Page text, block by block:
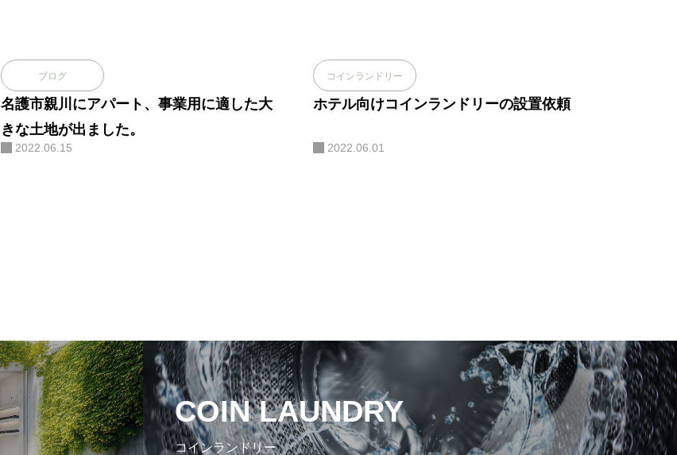
ブログ
名護市親川にアパート、事業用に適した大
きな土地が出ました。
2022.06.15
コインランドリー
ホテル向けコインランドリーの設置依頼
2022.06.01
COIN LAUNDRY
コインランドリー